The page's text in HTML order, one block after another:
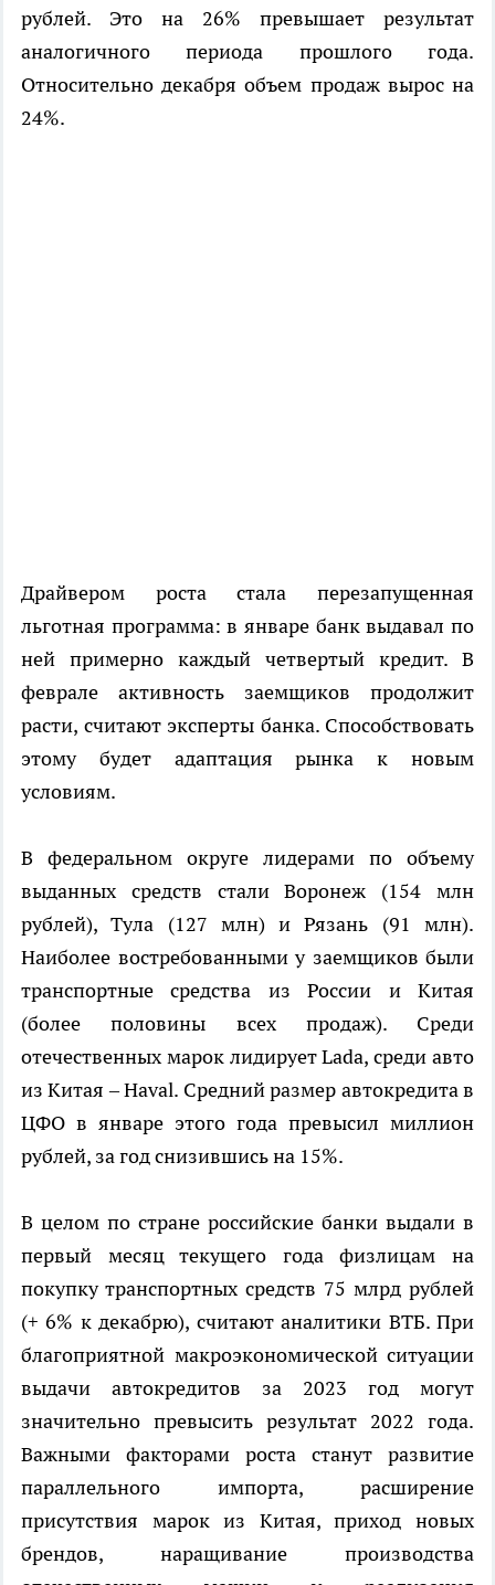
рублей. Это на 26% превышает результат
аналогичного периода прошлого года.
Относительно декабря объем продаж вырос на
24%.
Драйвером роста стала перезапущенная
льготная программа: в январе банк выдавал по
ней примерно каждый четвертый кредит. В
феврале активность заемщиков продолжит
расти, считают эксперты банка. Способствовать
этому будет адаптация рынка к новым
условиям.
В федеральном округе лидерами по объему
выданных средств стали Воронеж (154 млн
рублей), Тула (127 млн) и Рязань (91 млн).
Наиболее востребованными у заемщиков были
транспортные средства из России и Китая
(более половины всех продаж). Среди
отечественных марок лидирует Lada, среди авто
из Китая –Haval. Средний размер автокредита в
ЦФО в январе этого года превысил миллион
рублей, за год снизившись на 15%.
В целом по стране российские банки выдали в
первый месяц текущего года физлицам на
покупку транспортных средств 75 млрд рублей
(+ 6% к декабрю), считают аналитики ВТБ. При
благоприятной макроэкономической ситуации
выдачи автокредитов за 2023 год могут
значительно превысить результат 2022 года.
Важными факторами роста станут развитие
параллельного импорта, расширение
присутствия марок из Китая, приход новых
брендов, наращивание производства